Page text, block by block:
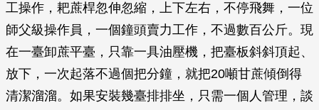
工操作，耙蔗桿忽伸忽縮，上下左右，不停飛舞，一位
師父級操作員，一個鐘頭賣力工作，不過數百公斤。現
在一臺卸蔗平臺，只靠一具油壓機，把臺板斜斜頂起、
放下，一次起落不過個把分鐘，就把20噸甘蔗傾倒得
清潔溜溜。如果安裝幾臺排排坐，只需一個人管理，談